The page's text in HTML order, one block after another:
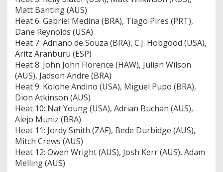
Matt Banting (AUS)
Heat 6: Gabriel Medina (BRA), Tiago Pires (PRT),
Dane Reynolds (USA)
Heat 7: Adriano de Souza (BRA), C.J. Hobgood (USA),
Aritz Aranburu (ESP)
Heat 8: John John Florence (HAW), Julian Wilson
(AUS), Jadson Andre (BRA)
Heat 9: Kolohe Andino (USA), Miguel Pupo (BRA),
Dion Atkinson (AUS)
Heat 10: Nat Young (USA), Adrian Buchan (AUS),
Alejo Muniz (BRA)
Heat 11: Jordy Smith (ZAF), Bede Durbidge (AUS),
Mitch Crews (AUS)
Heat 12: Owen Wright (AUS), Josh Kerr (AUS), Adam
Melling (AUS)